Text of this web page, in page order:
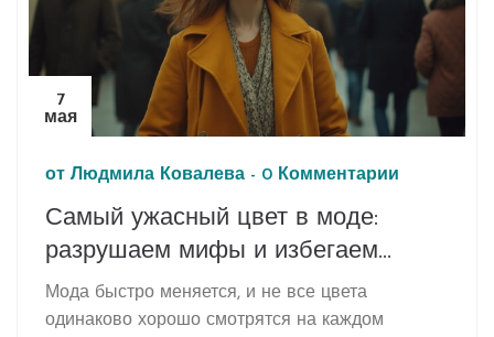
переборщить. Разбираются секреты
узнаваемого, но неброского стиля Олд мани.
7
мая
от Людмила Ковалева - 0 Комментарии
Самый ужасный цвет в моде:
разрушаем мифы и избегаем
ошибок
Мода быстро меняется, и не все цвета
одинаково хорошо смотрятся на каждом